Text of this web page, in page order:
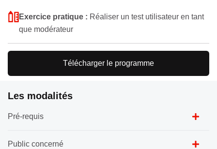
Exercice pratique : Réaliser un test utilisateur en tant
que modérateur
Télécharger le programme
Les modalités
Pré-requis
Public concerné